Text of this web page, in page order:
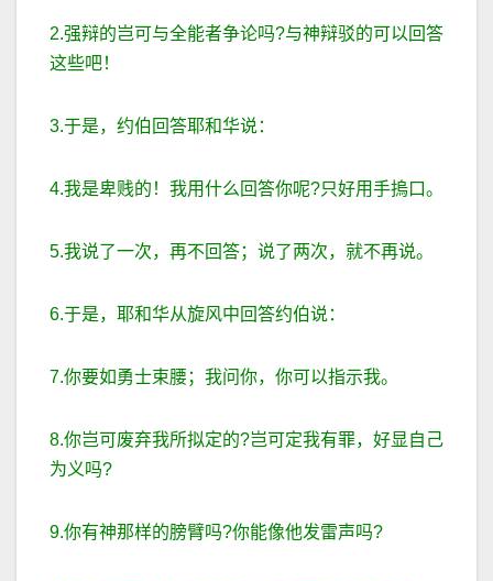
2.强辩的岂可与全能者争论吗?与神辩驳的可以回答
这些吧！
3.于是，约伯回答耶和华说：
4.我是卑贱的！我用什么回答你呢?只好用手摀口。
5.我说了一次，再不回答；说了两次，就不再说。
6.于是，耶和华从旋风中回答约伯说：
7.你要如勇士束腰；我问你，你可以指示我。
8.你岂可废弃我所拟定的?岂可定我有罪，好显自己
为义吗?
9.你有神那样的膀臂吗?你能像他发雷声吗?